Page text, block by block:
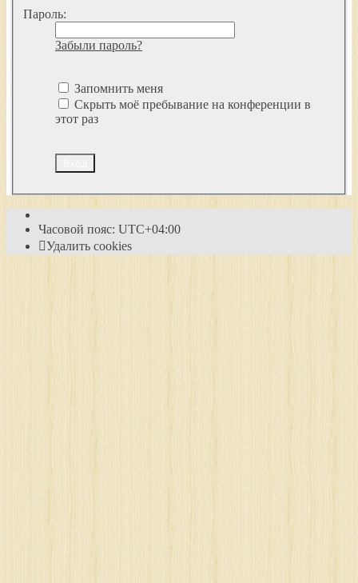
Пароль:
Забыли пароль?
Запомнить меня
Скрыть моё пребывание на конференции в
этот раз
Часовой пояс: UTC+04:00
Удалить cookies